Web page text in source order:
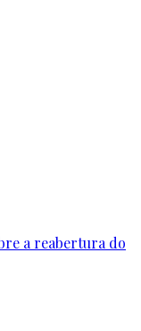
a reabertura do